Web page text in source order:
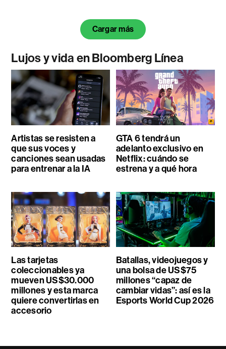
Cargar más
Lujos y vida en Bloomberg Línea
Artistas se resisten a
que sus voces y
canciones sean usadas
para entrenar a la IA
GTA 6 tendrá un
adelanto exclusivo en
Netflix: cuándo se
estrena y a qué hora
Las tarjetas
coleccionables ya
mueven US$30.000
millones y esta marca
quiere convertirlas en
accesorio
Batallas, videojuegos y
una bolsa de US$75
millones “capaz de
cambiar vidas”: así es la
Esports World Cup 2026